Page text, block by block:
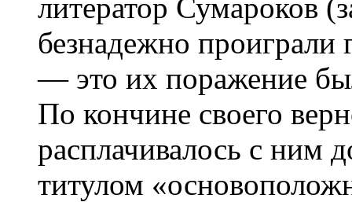
литератор Сумароков
безнадежно
— это их поражение
По кончине своего
расплачивалось с ним
титулом